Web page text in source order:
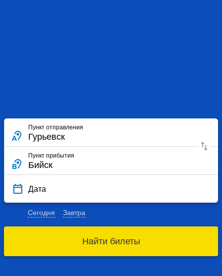
Пункт отправления
Пункт прибытия
Дата
Сегодня Завтра
Найти билеты